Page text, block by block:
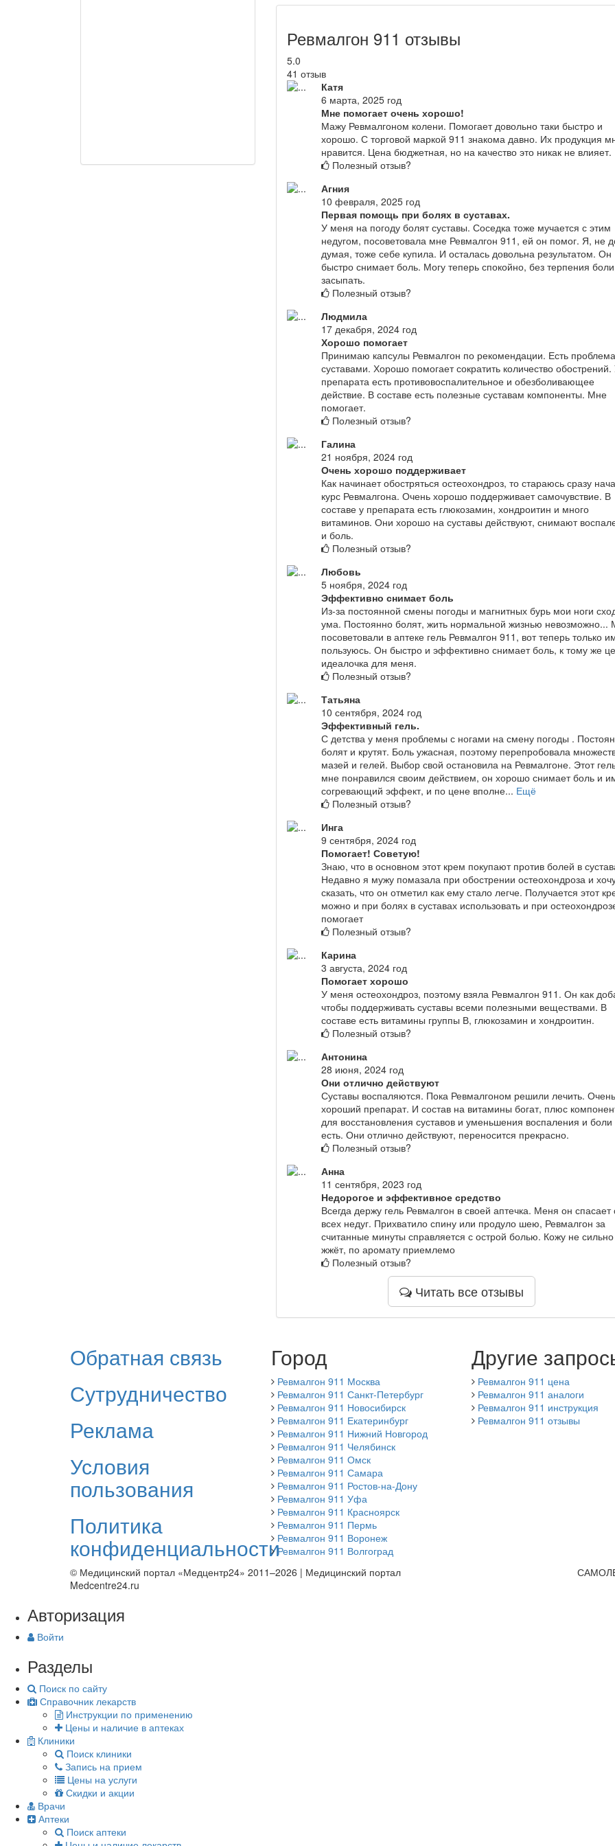
Ревмалгон 911 отзывы
5.0
41 отзыв
Катя
6 марта, 2025 год
Мне помогает очень хорошо!
Мажу Ревмалгоном колени. Помогает довольно таки быстро и
хорошо. С торговой маркой 911 знакома давно. Их продукция
нравится. Цена бюджетная, но на качество это никак не влияет.
Полезный отзыв?
Агния
10 февраля, 2025 год
Первая помощь при болях в суставах.
У меня на погоду болят суставы. Соседка тоже мучается с этим
недугом, посоветовала мне Ревмалгон 911, ей он помог. Я, не
думая, тоже себе купила. И осталась довольна результатом. Он
быстро снимает боль. Могу теперь спокойно, без терпения
засыпать.
Полезный отзыв?
Людмила
17 декабря, 2024 год
Хорошо помогает
Принимаю капсулы Ревмалгон по рекомендации. Есть
суставами. Хорошо помогает сократить количество обострений.
препарата есть противовоспалительное и обезболивающее
действие. В составе есть полезные суставам компоненты. Мне
помогает.
Полезный отзыв?
Галина
21 ноября, 2024 год
Очень хорошо поддерживает
Как начинает обостряться остеохондроз, то стараюсь сразу
курс Ревмалгона. Очень хорошо поддерживает самочувствие. В
составе у препарата есть глюкозамин, хондроитин и много
витаминов. Они хорошо на суставы действуют, снимают
и боль.
Полезный отзыв?
Любовь
5 ноября, 2024 год
Эффективно снимает боль
Из-за постоянной смены погоды и магнитных бурь мои ноги
ума. Постоянно болят, жить нормальной жизнью невозможно...
посоветовали в аптеке гель Ревмалгон 911, вот теперь только
пользуюсь. Он быстро и эффективно снимает боль, к тому же
идеалочка для меня.
Полезный отзыв?
Татьяна
10 сентября, 2024 год
Эффективный гель.
С детства у меня проблемы с ногами на смену погоды .
болят и крутят. Боль ужасная, поэтому перепробовала
мазей и гелей. Выбор свой остановила на Ревмалгоне. Этот
мне понравился своим действием, он хорошо снимает боль и
согревающий эффект, и по цене вполне... Ещё
Полезный отзыв?
Инга
9 сентября, 2024 год
Помогает! Советую!
Знаю, что в основном этот крем покупают против болей в
Недавно я мужу помазала при обострении остеохондроза и
сказать, что он отметил как ему стало легче. Получается этот
можно и при болях в суставах использовать и при
помогает
Полезный отзыв?
Карина
3 августа, 2024 год
Помогает хорошо
У меня остеохондроз, поэтому взяла Ревмалгон 911. Он как
чтобы поддерживать суставы всеми полезными веществами. В
составе есть витамины группы В, глюкозамин и хондроитин.
Полезный отзыв?
Антонина
28 июня, 2024 год
Они отлично действуют
Суставы воспаляются. Пока Ревмалгоном решили лечить. Очень
хороший препарат. И состав на витамины богат, плюс
для восстановления суставов и уменьшения воспаления и боли
есть. Они отлично действуют, переносится прекрасно.
Полезный отзыв?
Анна
11 сентября, 2023 год
Недорогое и эффективное средство
Всегда держу гель Ревмалгон в своей аптечка. Меня он спасает
всех недуг. Прихватило спину или продуло шею, Ревмалгон за
считанные минуты справляется с острой болью. Кожу не сильно
жжёт, по аромату приемлемо
Полезный отзыв?
Читать все отзывы
Обратная связь
Сутрудничество
Реклама
Условия
пользования
Политика
конфиденциальности
Город
Ревмалгон 911 Москва
Ревмалгон 911 Санкт-Петербург
Ревмалгон 911 Новосибирск
Ревмалгон 911 Екатеринбург
Ревмалгон 911 Нижний Новгород
Ревмалгон 911 Челябинск
Ревмалгон 911 Омск
Ревмалгон 911 Самара
Ревмалгон 911 Ростов-на-Дону
Ревмалгон 911 Уфа
Ревмалгон 911 Красноярск
Ревмалгон 911 Пермь
Ревмалгон 911 Воронеж
Ревмалгон 911 Волгоград
Другие
Ревмалгон 911 цена
Ревмалгон 911 аналоги
Ревмалгон 911 инструкция
Ревмалгон 911 отзывы
© Медицинский портал «Медцентр24» 2011–2026 | Медицинский портал
Medcentre24.ru
Авторизация
Войти
Разделы
Поиск по сайту
Справочник лекарств
Инструкции по применению
Цены и наличие в аптеках
Клиники
Поиск клиники
Запись на прием
Цены на услуги
Скидки и акции
Врачи
Аптеки
Поиск аптеки